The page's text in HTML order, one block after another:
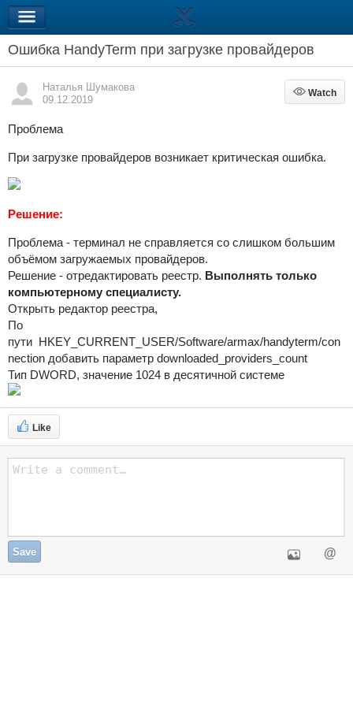
Ошибка HandyTerm при загрузке провайдеров
Наталья Шумакова
09.12.2019
Watch
Watch
Проблема
При загрузке провайдеров возникает критическая ошибка.
Решение:
Проблема - терминал не справляется со слишком большим
объёмом загружаемых провайдеров.
Решение - отредактировать реестр. Выполнять только
компьютерному специалисту.
Открыть редактор реестра,
По
пути HKEY_CURRENT_USER/Software/armax/handyterm/con
nection добавить параметр downloaded_providers_count
Тип DWORD, значение 1024 в десятичной системе
Like
@
Save